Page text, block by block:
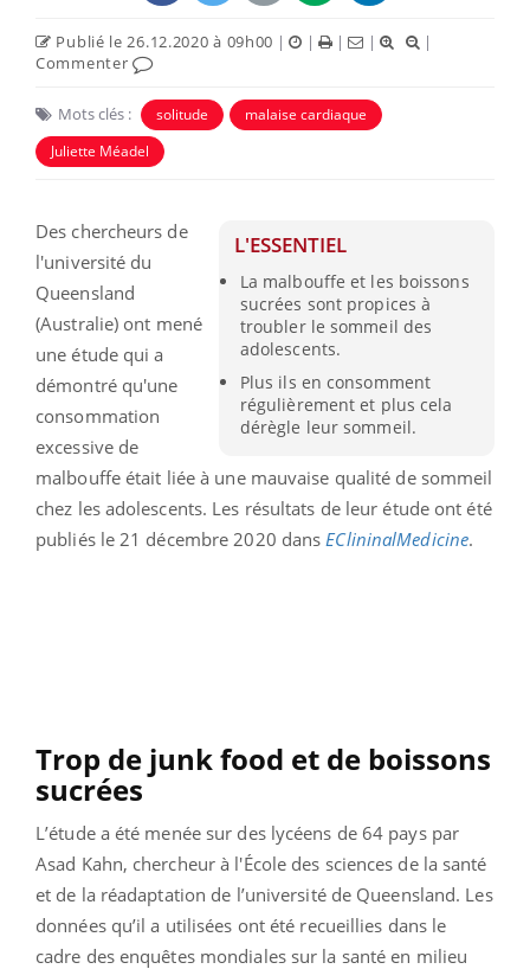
Publié le 26.12.2020 à 09h00 | | | |
|
Commenter
Mots clés : solitude
malaise cardiaque
Juliette Méadel
L'ESSENTIEL
La malbouffe et les boissons
sucrées sont propices à
troubler le sommeil des
adolescents.
Plus ils en consomment
régulièrement et plus cela
dérègle leur sommeil.
Des chercheurs de
l'université du
Queensland
(Australie) ont mené
une étude qui a
démontré qu'une
consommation
excessive de
malbouffe était liée à une mauvaise qualité de sommeil
chez les adolescents. Les résultats de leur étude ont été
publiés le 21 décembre 2020 dans EClininalMedicine.
Trop de junk food et de boissons
sucrées
L’étude a été menée sur des lycéens de 64 pays par
Asad Kahn, chercheur à l'École des sciences de la santé
et de la réadaptation de l’université de Queensland. Les
données qu’il a utilisées ont été recueillies dans le
cadre des enquêtes mondiales sur la santé en milieu